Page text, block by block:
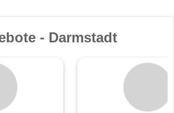
- Darmstadt